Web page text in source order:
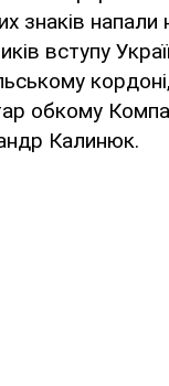
знаків напали
вступу
обкому
Калинюк.